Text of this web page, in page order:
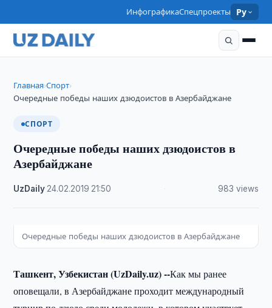
ИнфографикаСпецпроекты Ру
Главная›Спорт›
Очередные победы наших дзюдоистов в Азербайджане
СПОРТ
Очередные победы наших дзюдоистов в
Азербайджане
UzDaily 24.02.2019 21:50 983 views
Очередные победы наших дзюдоистов в Азербайджане
Ташкент, Узбекистан (UzDaily.uz) --Как мы ранее
оповещали, в Азербайджане проходит международный